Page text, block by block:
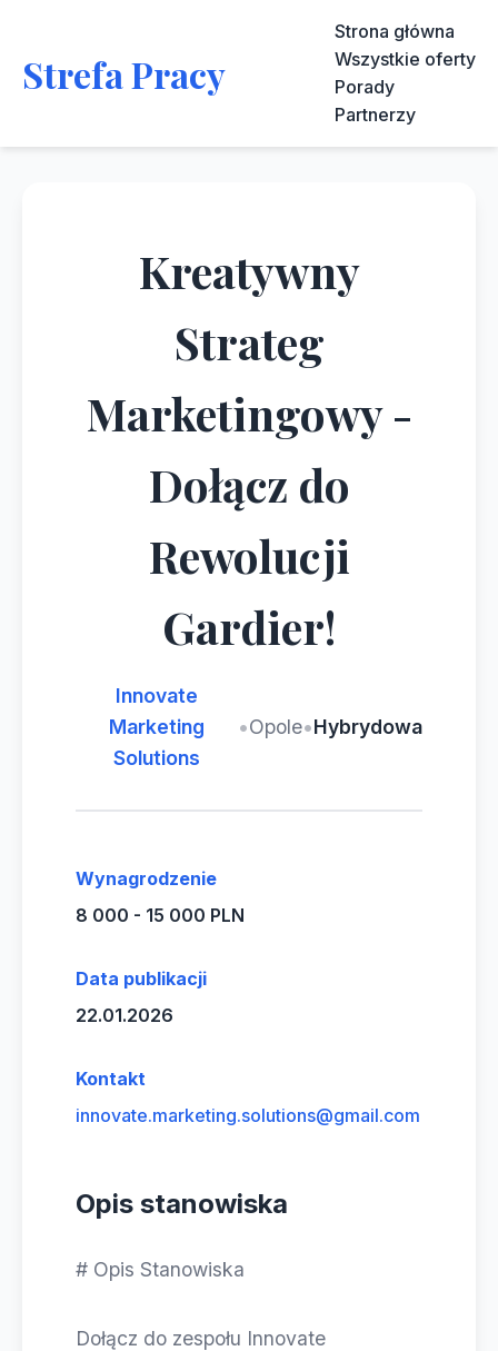
Strefa Pracy
Strona główna
Wszystkie oferty
Porady
Partnerzy
Kreatywny
Strateg
Marketingowy -
Dołącz do
Rewolucji
Gardier!
Innovate
Marketing
Solutions
•Opole•Hybrydowa
Wynagrodzenie
8 000 - 15 000 PLN
Data publikacji
22.01.2026
Kontakt
innovate.marketing.solutions@gmail.com
Opis stanowiska
# Opis Stanowiska
Dołącz do zespołu Innovate